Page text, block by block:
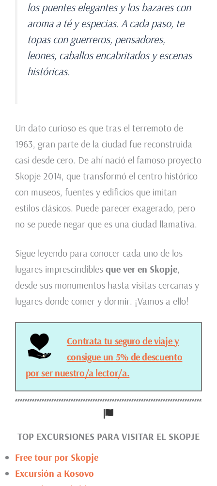
los puentes elegantes y los bazares con
aroma a té y especias. A cada paso, te
topas con guerreros, pensadores,
leones, caballos encabritados y escenas
históricas.
Un dato curioso es que tras el terremoto de
1963, gran parte de la ciudad fue reconstruida
casi desde cero. De ahí nació el famoso proyecto
Skopje 2014, que transformó el centro histórico
con museos, fuentes y edificios que imitan
estilos clásicos. Puede parecer exagerado, pero
no se puede negar que es una ciudad llamativa.
Sigue leyendo para conocer cada uno de los
lugares imprescindibles que ver en Skopje,
desde sus monumentos hasta visitas cercanas y
lugares donde comer y dormir. ¡Vamos a ello!
Contrata tu seguro de viaje y
consigue un 5% de descuento
por ser nuestro/a lector/a.
TOP EXCURSIONES PARA VISITAR EL SKOPJE
Free tour por Skopje
Excursión a Kosovo